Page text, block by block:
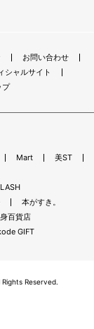
お問い合わせ
シャルサイト
プ
Mart
美ST
本がすき。
百貨店
GIFT
Reserved.